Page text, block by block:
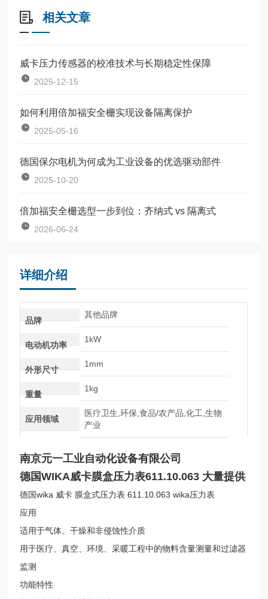
相关文章
威卡压力传感器的校准技术与长期稳定性保障
2025-12-15
如何利用倍加福安全栅实现设备隔离保护
2025-05-16
德国保尔电机为何成为工业设备的优选驱动部件
2025-10-20
倍加福安全栅选型一步到位：齐纳式 vs 隔离式
2026-06-24
详细介绍
品牌
其他品牌
电动机功率
1kW
外形尺寸
1mm
重量
1kg
应用领域
医疗卫生,环保,食品/农产品,化工,生物
产业
南京元一工业自动化设备有限公司
德国WIKA威卡膜盒压力表611.10.063 大量提供
德国wika 威卡 膜盒式压力表 611.10.063 wika压力表
应用
适用于气体、干燥和非侵蚀性介质
用于医疗、真空、环境、采暖工程中的物料含量测量和过滤器
监测
功能特性